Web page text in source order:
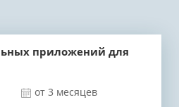
приложений для
от 3 месяцев